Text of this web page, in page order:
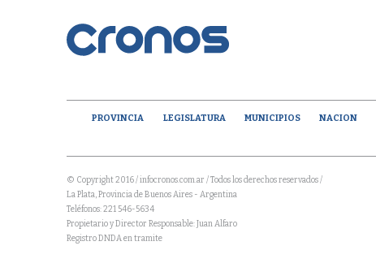
PROVINCIA LEGISLATURA MUNICIPIOS NACION
© Copyright 2016 / infocronos.com.ar / Todos los derechos reservados /
La Plata, Provincia de Buenos Aires - Argentina
Teléfonos: 221 546-5634
Propietario y Director Responsable: Juan Alfaro
Registro DNDA en tramite